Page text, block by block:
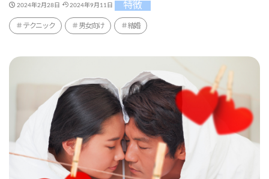
2024年2月28日 2024年9月11日 特徴
テクニック 男女向け 結婚